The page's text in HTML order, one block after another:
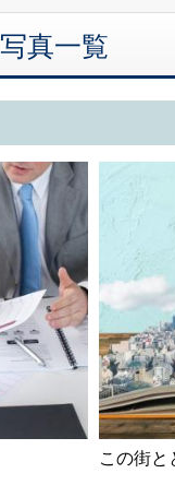
真一覧
この街と